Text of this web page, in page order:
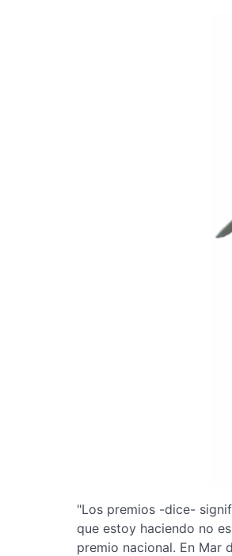
"Los premios -dice-
que estoy haciendo no
premio nacional. En Mar